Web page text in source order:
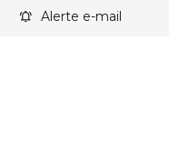
Alerte e-mail